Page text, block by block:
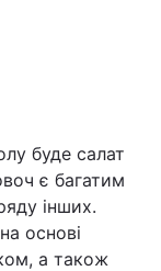
буде салат
є багатим
інших.
основі
а також